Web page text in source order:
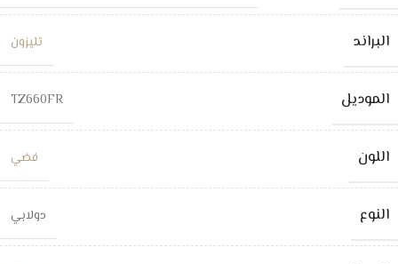
البراند تليزون
الموديل TZ660FR
اللون فضي
النوع دولابي